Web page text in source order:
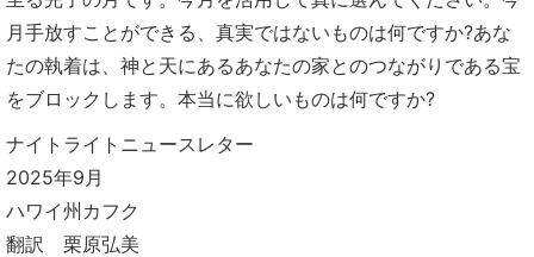
月手放すことができる、真実ではないものは何ですか?あな
たの執着は、神と天にあるあなたの家とのつながりである宝
をブロックします。本当に欲しいものは何ですか?
ナイトライトニュースレター
2025年9月
ハワイ州カフク
翻訳 栗原弘美